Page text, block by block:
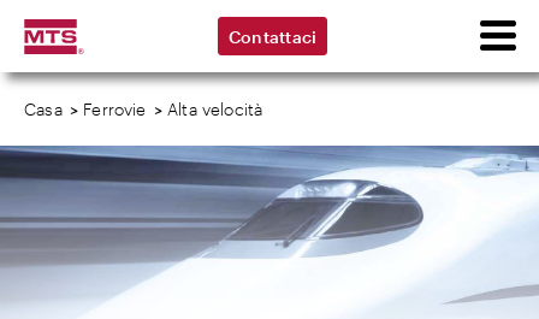
Contattaci
Casa > Ferrovie > Alta velocità